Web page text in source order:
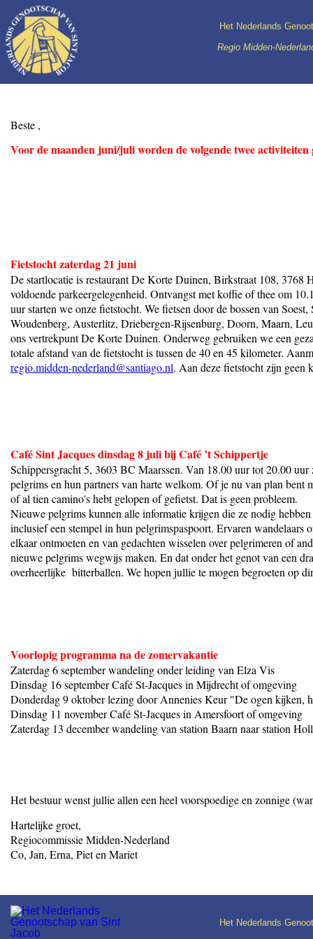
Het Nederlands
Regio Midden-
Beste ,
Voor de maanden juni/juli worden de volgende twee activiteiten
Fietstocht zaterdag 21 juni
De startlocatie is restaurant De Korte Duinen, Birkstraat 108, 3768
voldoende parkeergelegenheid. Ontvangst met koffie of thee om
uur starten we onze fietstocht. We fietsen door de bossen van Soest,
Woudenberg, Austerlitz, Driebergen-Rijsenburg, Doorn, Maarn,
ons vertrekpunt De Korte Duinen. Onderweg gebruiken we een
totale afstand van de fietstocht is tussen de 40 en 45 kilometer.
regio.midden-nederland@santiago.nl. Aan deze fietstocht zijn geen
Café Sint Jacques dinsdag 8 juli bij Café ’t Schippertje
Schippersgracht 5, 3603 BC Maarssen. Van 18.00 uur tot 20.00 uur
pelgrims en hun partners van harte welkom. Of je nu van plan bent
of al tien camino's hebt gelopen of gefietst. Dat is geen probleem.
Nieuwe pelgrims kunnen alle informatie krijgen die ze nodig
inclusief een stempel in hun pelgrimspaspoort. Ervaren wandelaars
elkaar ontmoeten en van gedachten wisselen over pelgrimeren of
nieuwe pelgrims wegwijs maken. En dat onder het genot van een
overheerlijke bitterballen. We hopen jullie te mogen begroeten op
Voorlopig programma na de zomervakantie
Zaterdag 6 september wandeling onder leiding van Elza Vis
Dinsdag 16 september Café St-Jacques in Mijdrecht of omgeving
Donderdag 9 oktober lezing door Annenies Keur "De ogen kijken,
Dinsdag 11 november Café St-Jacques in Amersfoort of omgeving
Zaterdag 13 december wandeling van station Baarn naar station
Het bestuur wenst jullie allen een heel voorspoedige en zonnige
Hartelijke groet,
Regiocommissie Midden-Nederland
Co, Jan, Erna, Piet en Mariet
Het Nederlands